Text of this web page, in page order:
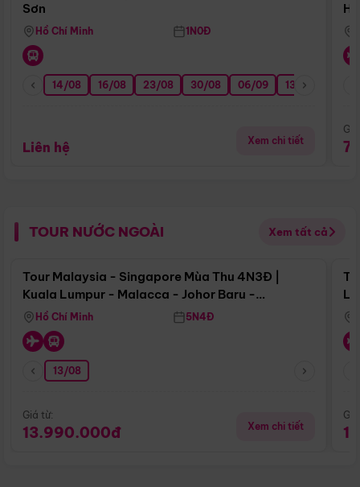
Sơn
Hồ Chí Minh 1N0Đ
14/08 16/08 23/08 30/08 06/09 13/09
Liên hệ Xem chi tiết
TOUR NƯỚC NGOÀI Xem tất cả
Điểm nổi bật
Tour Malaysia - Singapore Mùa Thu 4N3Đ |
Kuala Lumpur - Malacca - Johor Baru -
Singapore
Hồ Chí Minh 5N4Đ
13/08
Giá từ:
13.990.000đ Xem chi tiết